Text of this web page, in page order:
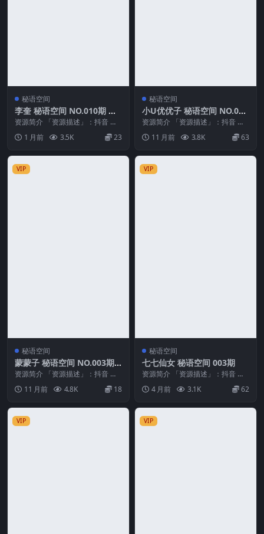
秘语空间
李奎 秘语空间 NO.010期 最
新至：2026.6.25
资源简介 「资源描述」：抖音 李
奎 秘语空间 NO.010期 【4V】最
新至：2...
1 月前 3.5K 23
秘语空间
小U优优子 秘语空间 NO.026
期 最新至：2025.9.13
资源简介 「资源描述」：抖音 小u
优优子 秘语空间 NO.026期 【10
P】最...
11 月前 3.8K 63
VIP
秘语空间
蒙蒙子 秘语空间 NO.003期
最新至：2025.8.30
资源简介 「资源描述」：抖音 蒙
蒙子 秘语空间 NO.003期 【10V】
最新至...
11 月前 4.8K 18
VIP
秘语空间
七七仙女 秘语空间 003期
资源简介 「资源描述」：抖音 七
七仙女 秘语空间 003期 【24P】
「资源名...
4 月前 3.1K 62
VIP VIP